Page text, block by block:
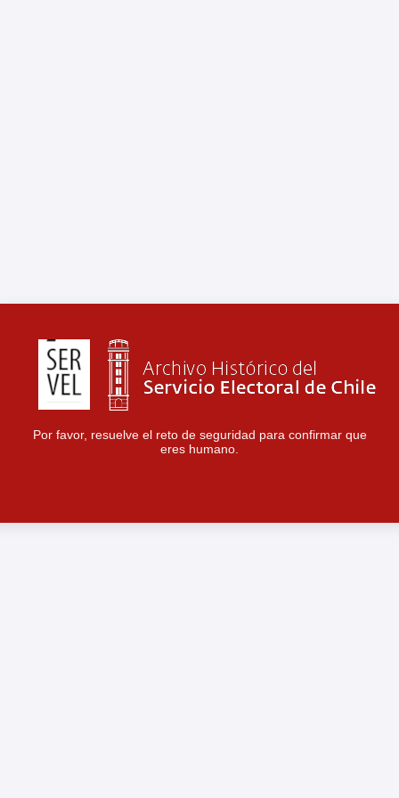
Por favor, resuelve el reto de seguridad para confirmar que
eres humano.